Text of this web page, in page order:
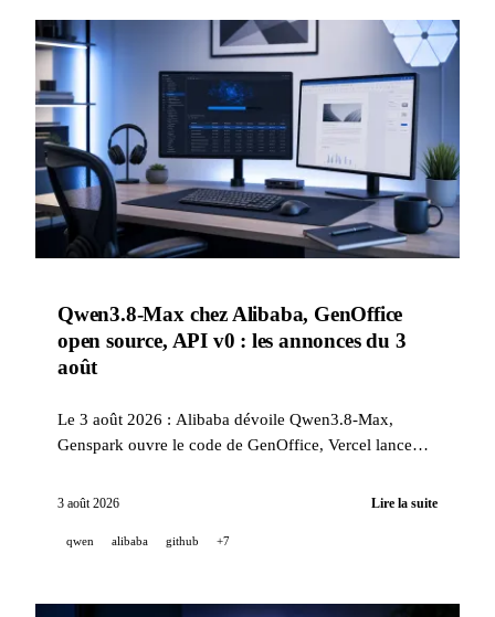
Qwen3.8-Max chez Alibaba, GenOffice
open source, API v0 : les annonces du 3
août
Le 3 août 2026 : Alibaba dévoile Qwen3.8-Max,
Genspark ouvre le code de GenOffice, Vercel lance
Sakana AI, MiniMax H3 et Runway publient plusieurs
3 août 2026 Lire la suite
qwen alibaba github +7